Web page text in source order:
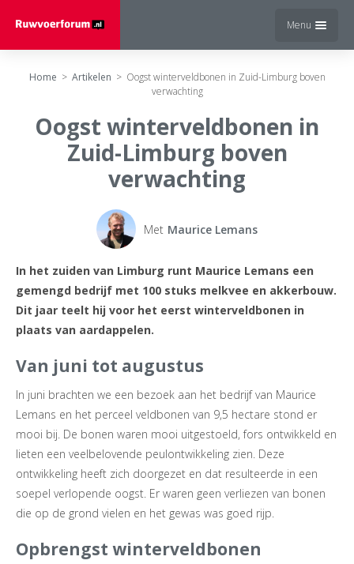
Menu
Home > Artikelen > Oogst winterveldbonen in Zuid-Limburg boven
verwachting
Oogst winterveldbonen in
Zuid-Limburg boven
verwachting
Met Maurice Lemans
In het zuiden van Limburg runt Maurice Lemans een
gemengd bedrijf met 100 stuks melkvee en akkerbouw.
Dit jaar teelt hij voor het eerst winterveldbonen in
plaats van aardappelen.
Van juni tot augustus
In juni brachten we een bezoek aan het bedrijf van Maurice
Lemans en het perceel veldbonen van 9,5 hectare stond er
mooi bij. De bonen waren mooi uitgestoeld, fors ontwikkeld en
lieten een veelbelovende peulontwikkeling zien. Deze
ontwikkeling heeft zich doorgezet en dat resulteerde in een
soepel verlopende oogst. Er waren geen verliezen van bonen
die op de grond vielen en het gewas was goed rijp.
Opbrengst winterveldbonen